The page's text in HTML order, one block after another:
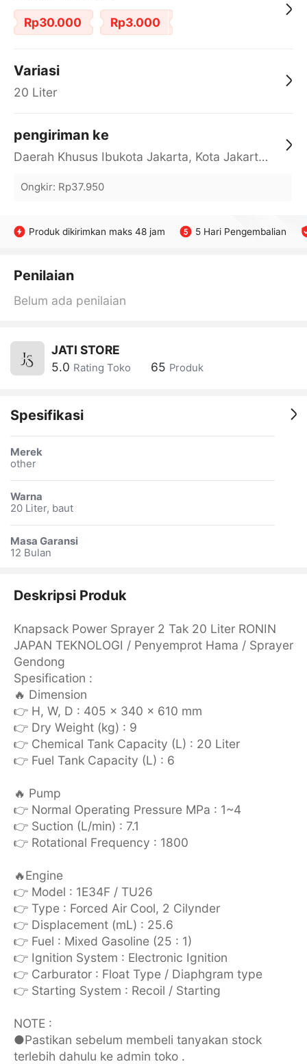
Rp30.000 Rp3.000
Variasi
20 Liter
pengiriman ke
Daerah Khusus Ibukota Jakarta, Kota Jakarta Barat, Cengkareng, yy
Ongkir: Rp37.950
Produk dikirimkan maks 48 jam 5 Hari Pengembalian
Penilaian
Belum ada penilaian
JATI STORE
5.0 Rating Toko 65 Produk
Spesifikasi
Merek
other
Warna
20 Liter, baut
Masa Garansi
12 Bulan
Deskripsi Produk
Knapsack Power Sprayer 2 Tak 20 Liter RONIN
JAPAN TEKNOLOGI / Penyemprot Hama / Sprayer
Gendong
Spesification :
🔥 Dimension
👉 H, W, D : 405 x 340 x 610 mm
👉 Dry Weight (kg) : 9
👉 Chemical Tank Capacity (L) : 20 Liter
👉 Fuel Tank Capacity (L) : 6
🔥 Pump
👉 Normal Operating Pressure MPa : 1~4
👉 Suction (L/min) : 7.1
👉 Rotational Frequency : 1800
🔥Engine
👉 Model : 1E34F / TU26
👉 Type : Forced Air Cool, 2 Cilynder
👉 Displacement (mL) : 25.6
👉 Fuel : Mixed Gasoline (25 : 1)
👉 Ignition System : Electronic Ignition
👉 Carburator : Float Type / Diaphgram type
👉 Starting System : Recoil / Starting
NOTE :
●Pastikan sebelum membeli tanyakan stock
terlebih dahulu ke admin toko .